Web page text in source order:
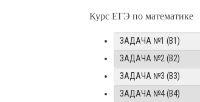
Курс ЕГЭ по математике
ЗАДАЧА №1 (B1)
ЗАДАЧА №2 (B2)
ЗАДАЧА №3 (B3)
ЗАДАЧА №4 (B4)